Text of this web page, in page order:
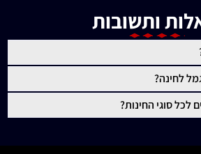
ותשובות
לחינה?
סוגי החינות?